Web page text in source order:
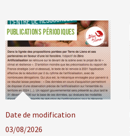
Date de modification
03/08/2026
PUBLICATIONS PÉRIODIQUES